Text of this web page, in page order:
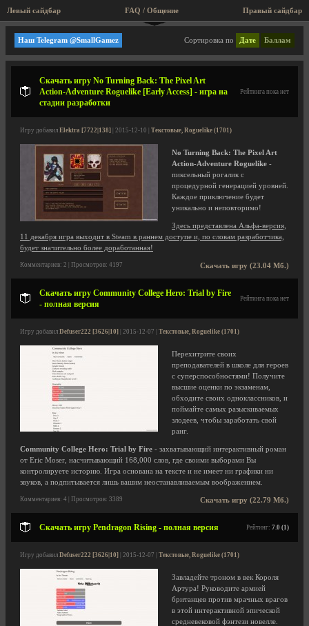
Левый сайдбар Правый сайдбар
FAQ / Общение
Текстовые, Roguelike
Сортировка по Дате Баллам
Наш Telegram @SmallGamez
Скачать игру No Turning Back: The Pixel Art
Action-Adventure Roguelike [Early Access] - игра на
стадии разработки
Рейтинга пока нет
Игру добавил Elektra [7722|138] | 2015-12-10 | Текстовые, Roguelike (1701)
No Turning Back: The Pixel Art
Action-Adventure Roguelike -
пиксельный рогалик с
процедурной генерацией уровней.
Каждое приключение будет
уникально и неповторимо!
Здесь представлена Альфа-версия,
11 декабря игра выходит в Steam в раннем доступе и, по словам разработчика,
будет значительно более доработанная!
Скачать игру (23.04 Мб.)
Комментариев: 2 | Просмотров: 4197
Скачать игру Community College Hero: Trial by Fire
- полная версия
Рейтинга пока нет
Игру добавил Defuser222 [3626|10] | 2015-12-07 | Текстовые, Roguelike (1701)
Перехитрите своих
преподавателей в школе для героев
с суперспособностями! Получите
высшие оценки по экзаменам,
обходите своих одноклассников, и
поймайте самых разыскиваемых
злодеев, чтобы заработать свой
ранг.
Community College Hero: Trial by Fire - захватывающий интерактивный роман
от Eric Moser, насчитывающий 168,000 слов, где своими выборами Вы
контролируете историю. Игра основана на тексте и не имеет ни графики ни
звуков, а подпитывается лишь вашим неостанавливаемым воображением.
Скачать игру (22.79 Мб.)
Комментариев: 4 | Просмотров: 3389
Скачать игру Pendragon Rising - полная версия Рейтинг: 7.0 (1)
Игру добавил Defuser222 [3626|10] | 2015-12-07 | Текстовые, Roguelike (1701)
Завладейте троном в век Короля
Артура! Руководите армией
британцев против мрачных врагов
в этой интерактивной эпической
средневековой фэнтези новелле.